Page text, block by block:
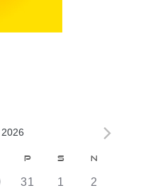
P S N
0
31
0
1
0
2